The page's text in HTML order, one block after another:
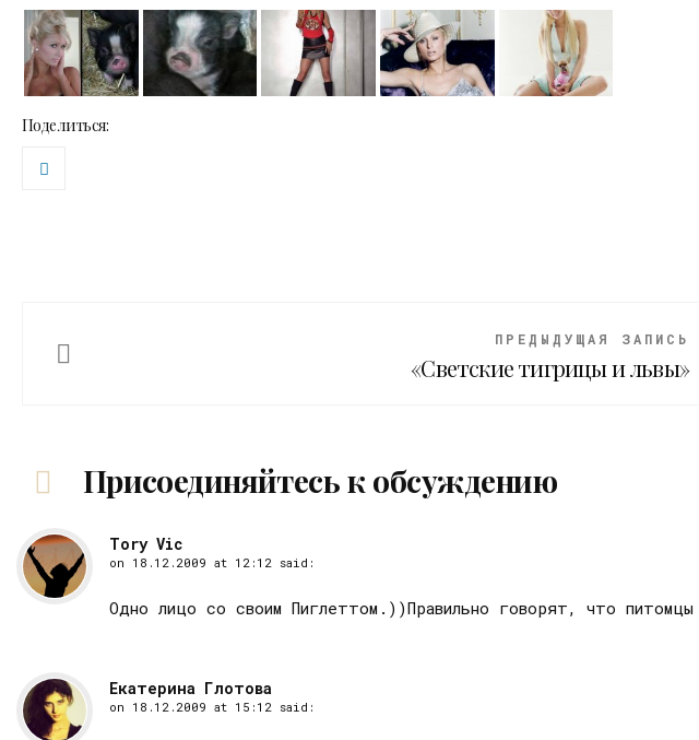
Поделиться:
ПРЕДЫДУЩАЯ ЗАПИСЬ
«Светские тигрицы и львы»
Присоединяйтесь к обсуждению
Tory Vic
on 18.12.2009 at 12:12 said:
Одно лицо со своим Пиглеттом.))Правильно говорят, что
Екатерина Глотова
on 18.12.2009 at 15:12 said: